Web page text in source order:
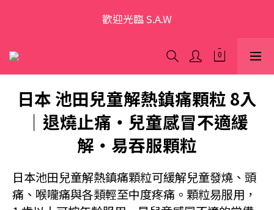
歡迎光臨 S.A.W
歡迎光臨 S.A.W
加入會員領優惠券(香港地區除外)
本網站為跨境購物平台，顧客消費行為屬「個人進口貨
品範圍」，商品僅限顧客個人使用
歡迎光臨 S.A.W
日本 池田兒童解熱鎮痛顆粒 8入
｜退燒止痛・兒童感冒不適緩
解・易吞服顆粒
日本池田兒童解熱鎮痛顆粒可緩解兒童發燒、頭
痛、喉嚨痛與各類輕至中度疼痛。顆粒易服用，